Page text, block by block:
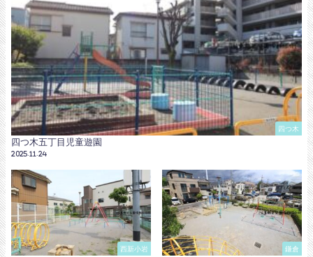
四つ木
四つ木五丁目児童遊園
2025.11.24
西新小岩 鎌倉